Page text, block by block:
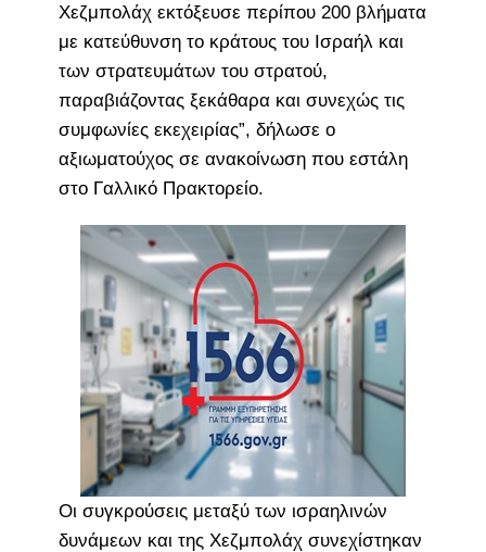
Χεζμπολάχ εκτόξευσε περίπου 200 βλήματα
με κατεύθυνση το κράτους του Ισραήλ και
των στρατευμάτων του στρατού,
παραβιάζοντας ξεκάθαρα και συνεχώς τις
συμφωνίες εκεχειρίας”, δήλωσε ο
αξιωματούχος σε ανακοίνωση που εστάλη
στο Γαλλικό Πρακτορείο.
Οι συγκρούσεις μεταξύ των ισραηλινών
δυνάμεων και της Χεζμπολάχ συνεχίστηκαν